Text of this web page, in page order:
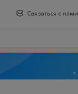
Связаться с нами